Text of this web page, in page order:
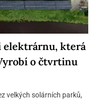
elektrárnu, která
o čtvrtinu
velkých solárních parků,